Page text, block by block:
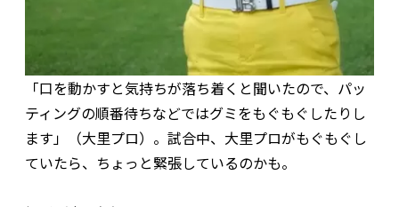
「口を動かすと気持ちが落ち着くと聞いたので、パッ
ティングの順番待ちなどではグミをもぐもぐしたりし
ます」（大里プロ）。試合中、大里プロがもぐもぐし
ていたら、ちょっと緊張しているのかも。